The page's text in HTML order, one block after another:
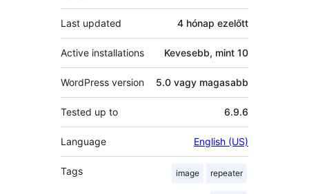
Last updated 4 hónap ezelőtt
Active installations Kevesebb, mint 10
WordPress version 5.0 vagy magasabb
Tested up to 6.9.6
Language English (US)
Tags image repeater